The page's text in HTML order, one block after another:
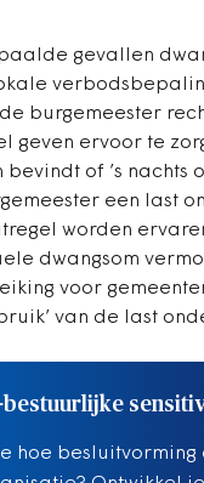
gevallen
burgemeester
geven ervoor te
of ’s nachts
een last
worden
dwangsom
voor
van de last
hoe